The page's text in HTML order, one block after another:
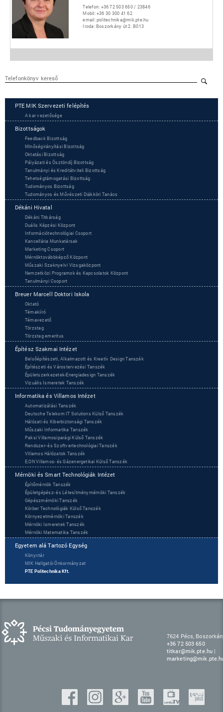
Telefon: +36 72 503 650 / 23846
Mobil:+36 30 300 41 62
email:politechnika@mik.pte.hu
Iroda:Boszorkány út 2. B013
PTE MIK Szervezeti felépítés
A kar vezetősége
Bizottságok
Feedback Bizottság
Minőségirányítási Bizottság
Oktatási Bizottság
Pályázati és Ösztöndíj Bizottság
Tanulmányi és Kreditátviteli Bizottság
Tehetségtámogatási Bizottság
Tudományos Bizottság
Tudományos és Művészeti Diákköri Tanács
Dékáni Hivatal
Dékáni Titkárság
Duális Képzési Központ
Információtechnológiai Csoport
Kancellária Munkatársak
Marketing Csoport
Mérnöktovábbképző Központ
Műszaki Szaknyelvi Vizsgaközpont
Nemzetközi Programok és Kapcsolatok Központ
Tanulmányi Csoport
Breuer Marcell Doktori Iskola
Oktató
Témakiíró
Témavezető
Törzstag
Törzstag emeritus
Építész Szakmai Intézet
Belsőépítészeti, Alkalmazott és Kreatív Design Tanszék
Építészeti és Várostervezési Tanszék
Épületszerkezetek-Energiadesign Tanszék
Vizuális Ismeretek Tanszék
Informatika és Villamos Intézet
Automatizálási Tanszék
Deutsche Telekom IT Solutions Külső Tanszék
Hálózati és Kiberbiztonsági Tanszék
Műszaki Informatika Tanszék
Paksi Villamosiparági Külső Tanszék
Rendszer- és Szoftvertechnológiai Tanszék
Villamos Hálózatok Tanszék
‌E.ON Villamos- és Gázenergetikai Külső Tanszék
Mérnöki és Smart Technológiák Intézet
Építőmérnök Tanszék
Épületgépész- és Létesítménymérnöki Tanszék
Gépészmérnöki Tanszék
Körber Technológiák Külső Tanszék
Környezetmérnöki Tanszék
Mérnöki Ismeretek Tanszék
Mérnöki Matematika Tanszék
Egyetem alá Tartozó Egység
Könyvtár
MIK Hallgatói Önkormányzat
PTE Politechnika Kft.
7624 Pécs,
+36 72 503 650
titkar@mik.pte.hu |